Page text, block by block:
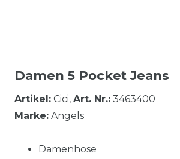
Damen 5 Pocket Jeans
Artikel: Cici, Art. Nr.: 3463400
Marke: Angels
Damenhose